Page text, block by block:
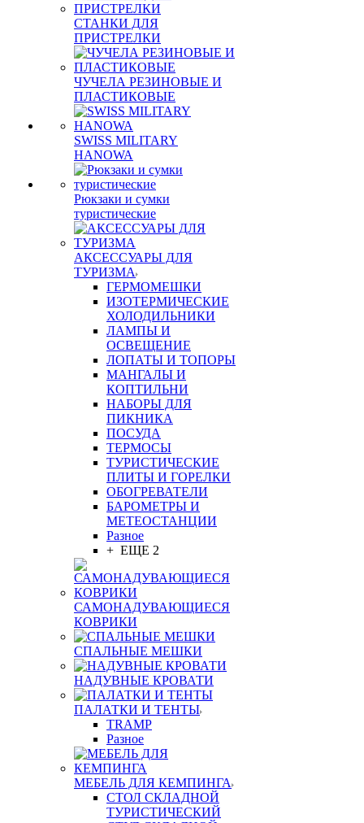
СТАНКИ ДЛЯ
ПРИСТРЕЛКИ
ЧУЧЕЛА РЕЗИНОВЫЕ И
ПЛАСТИКОВЫЕ
SWISS MILITARY
HANOWA
Рюкзаки и сумки
туристические
АКСЕССУАРЫ ДЛЯ
ТУРИЗМА
ГЕРМОМЕШКИ
ИЗОТЕРМИЧЕСКИЕ
ХОЛОДИЛЬНИКИ
ЛАМПЫ И
ОСВЕЩЕНИЕ
ЛОПАТЫ И ТОПОРЫ
МАНГАЛЫ И
КОПТИЛЬНИ
НАБОРЫ ДЛЯ
ПИКНИКА
ПОСУДА
ТЕРМОСЫ
ТУРИСТИЧЕСКИЕ
ПЛИТЫ И ГОРЕЛКИ
ОБОГРЕВАТЕЛИ
БАРОМЕТРЫ И
МЕТЕОСТАНЦИИ
Разное
+ ЕЩЕ 2
САМОНАДУВАЮЩИЕСЯ
КОВРИКИ
СПАЛЬНЫЕ МЕШКИ
НАДУВНЫЕ КРОВАТИ
ПАЛАТКИ И ТЕНТЫ
TRAMP
Разное
МЕБЕЛЬ ДЛЯ КЕМПИНГА
СТОЛ СКЛАДНОЙ
ТУРИСТИЧЕСКИЙ